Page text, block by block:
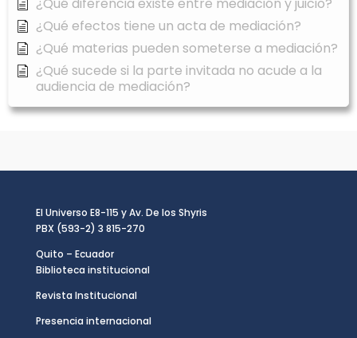
¿Qué diferencia existe entre mediación y juicio?
¿Qué efectos tiene un acta de mediación?
¿Qué materias pueden someterse a mediación?
¿Qué sucede si la parte invitada no acude a la
audiencia de mediación?
El Universo E8-115 y Av. De los Shyris
PBX (593-2) 3 815-270
Quito – Ecuador
Biblioteca institucional
Revista Institucional
Presencia internacional